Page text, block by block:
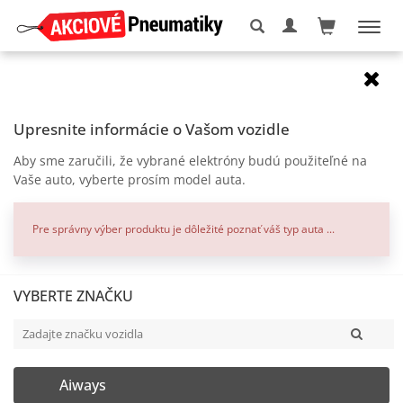
Upresnite informácie o Vašom vozidle
Aby sme zaručili, že vybrané elektróny budú použiteľné na
Vaše auto, vyberte prosím model auta.
Pre správny výber produktu je dôležité poznať váš typ auta ...
VYBERTE ZNAČKU
Aiways
CMS C27 Racing Silver SR
zľava